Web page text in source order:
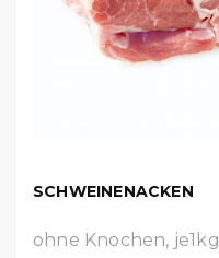
SCHWEINENACKEN
ohne Knochen, je1kg